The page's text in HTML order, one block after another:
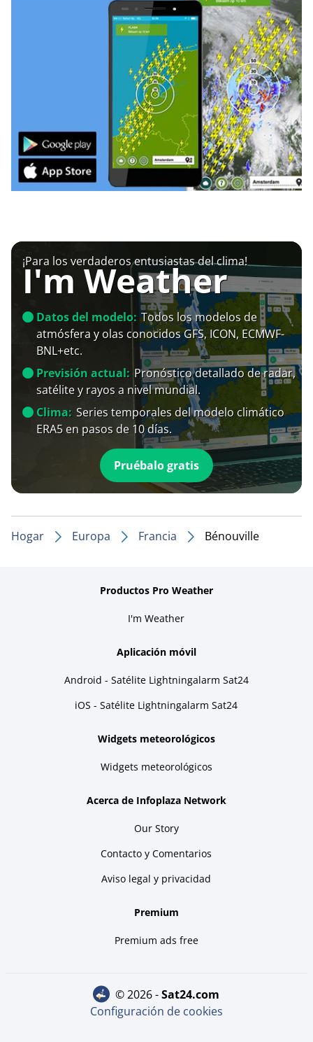
¡Para los verdaderos entusiastas del clima!
I'm Weather
Datos del modelo: Todos los modelos de
atmósfera y olas conocidos GFS, ICON, ECMWF-
BNL+etc.
Previsión actual: Pronóstico detallado de radar,
satélite y rayos a nivel mundial.
Clima: Series temporales del modelo climático
ERA5 en pasos de 10 días.
Pruébalo gratis
Hogar Europa Francia Bénouville
Productos Pro Weather
I'm Weather
Aplicación móvil
Android - Satélite Lightningalarm Sat24
iOS - Satélite Lightningalarm Sat24
Widgets meteorológicos
Widgets meteorológicos
Acerca de Infoplaza Network
Our Story
Contacto y Comentarios
Aviso legal y privacidad
Premium
Premium ads free
© 2026 - sat24.com
Configuración de cookies